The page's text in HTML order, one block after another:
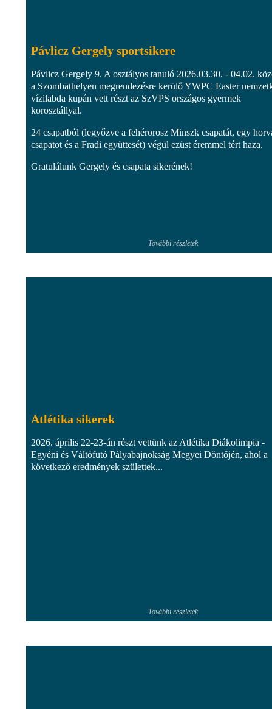
Pávlicz Gergely sportsikere
Pávlicz Gergely 9. A osztályos tanuló 2026.03.30. - 04.02.
a Szombathelyen megrendezésre kerülő YWPC Easter
vízilabda kupán vett részt az SzVPS országos gyermek
korosztállyal.
24 csapatból (legyőzve a fehérorosz Minszk csapatát, egy
csapatot és a Fradi együttesét) végül ezüst éremmel tért haza.
Gratulálunk Gergely és csapata sikerének!
További részletek
Atlétika sikerek
2026. április 22-23-án részt vettünk az Atlétika Diákolimpia -
Egyéni és Váltófutó Pályabajnokság Megyei Döntőjén, ahol a
következő eredmények születtek...
További részletek